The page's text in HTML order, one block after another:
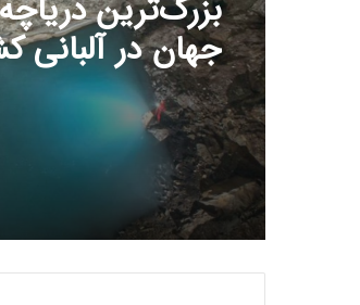
بزرگ‌ترین
جهان در